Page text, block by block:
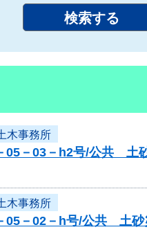
木事務所
05－03－h2号/公共 土
木事務所
05－02－h号/公共 土